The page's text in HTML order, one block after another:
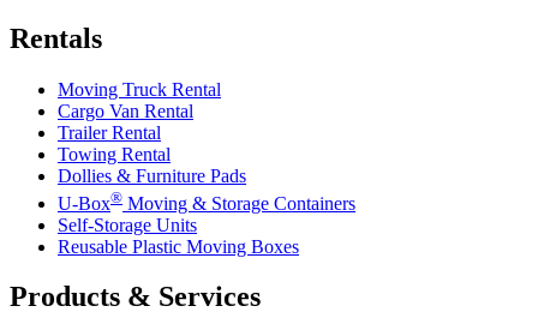
Rentals
Moving Truck Rental
Cargo Van Rental
Trailer Rental
Towing Rental
Dollies & Furniture Pads
U-Box® Moving & Storage Containers
Self-Storage Units
Reusable Plastic Moving Boxes
Products & Services